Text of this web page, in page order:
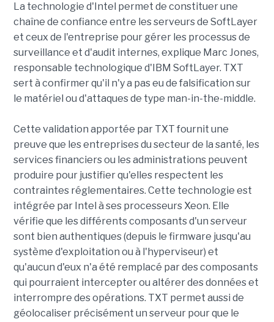
La technologie d'Intel permet de constituer une
chaîne de confiance entre les serveurs de SoftLayer
et ceux de l'entreprise pour gérer les processus de
surveillance et d'audit internes, explique Marc Jones,
responsable technologique d'IBM SoftLayer. TXT
sert à confirmer qu'il n'y a pas eu de falsification sur
le matériel ou d'attaques de type man-in-the-middle.
Cette validation apportée par TXT fournit une
preuve que les entreprises du secteur de la santé, les
services financiers ou les administrations peuvent
produire pour justifier qu'elles respectent les
contraintes réglementaires. Cette technologie est
intégrée par Intel à ses processeurs Xeon. Elle
vérifie que les différents composants d'un serveur
sont bien authentiques (depuis le firmware jusqu'au
système d'exploitation ou à l'hyperviseur) et
qu'aucun d'eux n'a été remplacé par des composants
qui pourraient intercepter ou altérer des données et
interrompre des opérations. TXT permet aussi de
géolocaliser précisément un serveur pour que le